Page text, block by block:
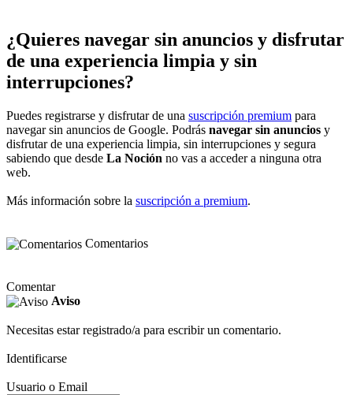
¿Quieres navegar sin anuncios y disfrutar
de una experiencia limpia y sin
interrupciones?
Puedes registrarse y disfrutar de una suscripción premium para
navegar sin anuncios de Google. Podrás navegar sin anuncios y
disfrutar de una experiencia limpia, sin interrupciones y segura
sabiendo que desde La Noción no vas a acceder a ninguna otra
web.
Más información sobre la suscripción a premium.
Comentarios
Comentar
Aviso
Necesitas estar registrado/a para escribir un comentario.
Identificarse
Usuario o Email